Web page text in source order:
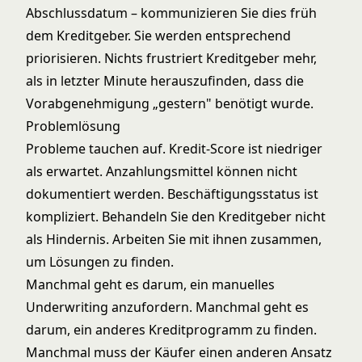
Abschlussdatum – kommunizieren Sie dies früh
dem Kreditgeber. Sie werden entsprechend
priorisieren. Nichts frustriert Kreditgeber mehr,
als in letzter Minute herauszufinden, dass die
Vorabgenehmigung „gestern" benötigt wurde.
Problemlösung
Probleme tauchen auf. Kredit-Score ist niedriger
als erwartet. Anzahlungsmittel können nicht
dokumentiert werden. Beschäftigungsstatus ist
kompliziert. Behandeln Sie den Kreditgeber nicht
als Hindernis. Arbeiten Sie mit ihnen zusammen,
um Lösungen zu finden.
Manchmal geht es darum, ein manuelles
Underwriting anzufordern. Manchmal geht es
darum, ein anderes Kreditprogramm zu finden.
Manchmal muss der Käufer einen anderen Ansatz